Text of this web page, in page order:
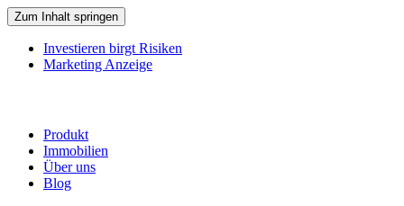
Zum Inhalt springen
Investieren birgt Risiken
Marketing Anzeige
Produkt
Immobilien
Über uns
Blog